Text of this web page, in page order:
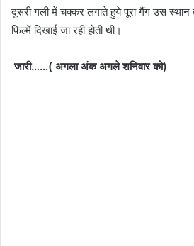
दूसरी गली में चक्कर लगाते हुये पूरा गैंग उस स्थान
फिल्में दिखाई जा रही होती थी।
जारी……( अगला अंक अगले शनिवार को)